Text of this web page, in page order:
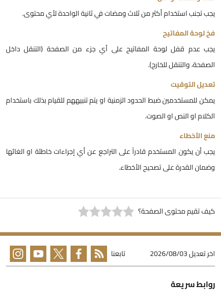
يجب تجنب استخدام أكثر من ثلاث ومضات في ثانية الواحدة لأي محتوى.
فخ لوحة المفاتيح
يجب عدم قفل لوحة المفاتيح على أي جزء من الصفحة (التنقل داخل
الصفحة، والتنقل للخارج).
تعديل التوقيت
يمكن للمستخدمين ضبط الحدود الزمنية او يتم تنبيههم للقيام بذلك باستخدام
الكلام او النص او الصوت.
منع الأخطاء
يجب أن يكون المستخدم قادراً على التراجع عن أي إجراءات خاطئة او الغائها
وضمان القدرة على تصحيح الأخطاء.
كيف تقيم محتوى الصفحة؟
اخر تعديل2026/08/03 تابعنا
روابط سريعة